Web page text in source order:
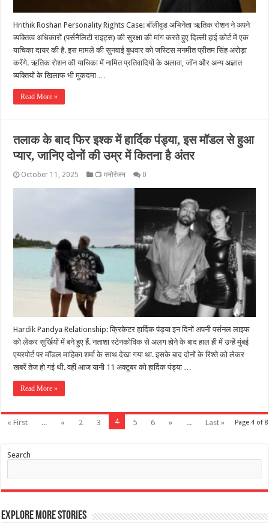
Hrithik Roshan Personality Rights Case: बॉलीवुड अभिनेता ऋतिक रोशन ने अपने
व्यक्तित्व अधिकारों (पर्सनैलिटी राइट्स) की सुरक्षा की मांग करते हुए दिल्ली हाई कोर्ट में एक
याचिका दायर की है. इस मामले की सुनवाई बुधवार को जस्टिस मनमीत प्रीतम सिंह अरोड़ा
करेंगे. ऋतिक रोशन की याचिका में नामित प्रतिवादियों के अलावा, जॉन और अन्य अज्ञात
व्यक्तियों के खिलाफ भी मुकदमा …
Read More »
तलाक के बाद फिर इश्क में हार्दिक पंड्या, इस मॉडल से हुआ
प्यार, जानिए दोनों की उम्र में कितना है अंतर
October 11, 2025 📺 मनोरंजन 0
Hardik Pandya Relationship: क्रिकेटर हार्दिक पंड्या इन दिनों अपनी पर्सनल लाइफ
को लेकर सुर्खियों में बने हुए हैं. नताशा स्टेनकोविक से अलग होने के बाद हाल ही में उन्हें मुंबई
एयरपोर्ट पर मॉडल माहिका शर्मा के साथ देखा गया था. इसके बाद दोनों के रिश्ते को लेकर
खबरें तेज हो गई थी. वहीं आज यानी 11 अक्टूबर को हार्दिक पंड्या …
Read More »
Page 4 of 8
« First ... « 2 3 4 5 6 » ... Last »
Search
Explore More Stories